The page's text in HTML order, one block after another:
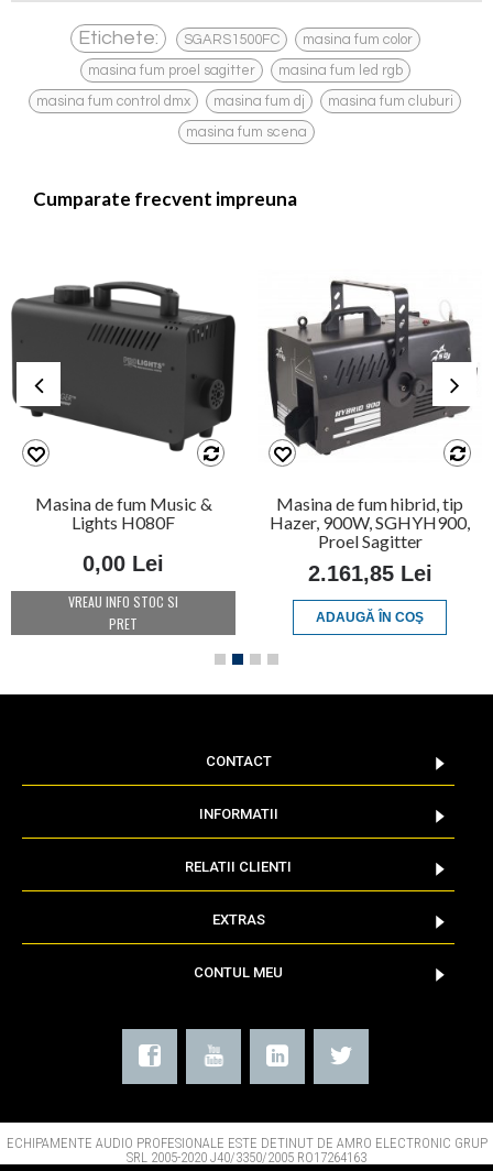
Etichete: SGARS1500FC , masina fum color ,
masina fum proel sagitter , masina fum led rgb ,
masina fum control dmx masina fum dj masina fum cluburi
masina fum scena
Cumparate frecvent impreuna
Masina de fum Music &
Lights H080F
0,00 Lei
VREAU INFO STOC SI
PRET
Masina de fum hibrid, tip
Hazer, 900W, SGHYH900,
Proel Sagitter
2.161,85 Lei
ADAUGĂ ÎN COŞ
CONTACT
INFORMATII
RELATII CLIENTI
EXTRAS
CONTUL MEU
ECHIPAMENTE AUDIO PROFESIONALE ESTE DETINUT DE AMRO ELECTRONIC GRUP
SRL 2005-2020 J40/3350/2005 RO17264163